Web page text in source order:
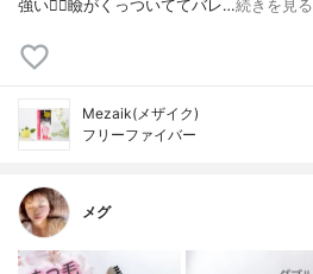
強い❤️‍🔥瞼がくっついててバレ…続きを見る
Mezaik(メザイク)
フリーファイバー
メグ